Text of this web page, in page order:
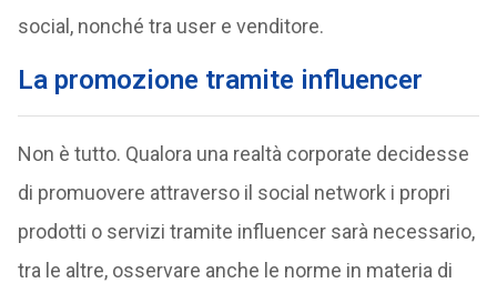
social, nonché tra user e venditore.
La promozione tramite influencer
Non è tutto. Qualora una realtà corporate decidesse
di promuovere attraverso il social network i propri
prodotti o servizi tramite influencer sarà necessario,
tra le altre, osservare anche le norme in materia di